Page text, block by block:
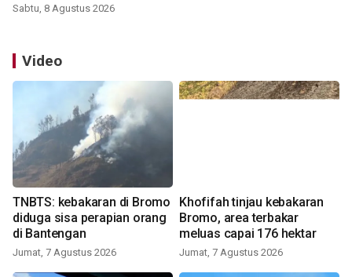
Sabtu, 8 Agustus 2026
Video
TNBTS: kebakaran di Bromo
diduga sisa perapian orang
di Bantengan
Jumat, 7 Agustus 2026
Khofifah tinjau kebakaran
Bromo, area terbakar
meluas capai 176 hektar
Jumat, 7 Agustus 2026